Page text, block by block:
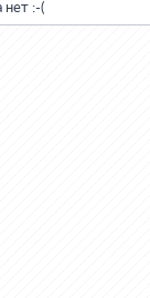
нет :-(